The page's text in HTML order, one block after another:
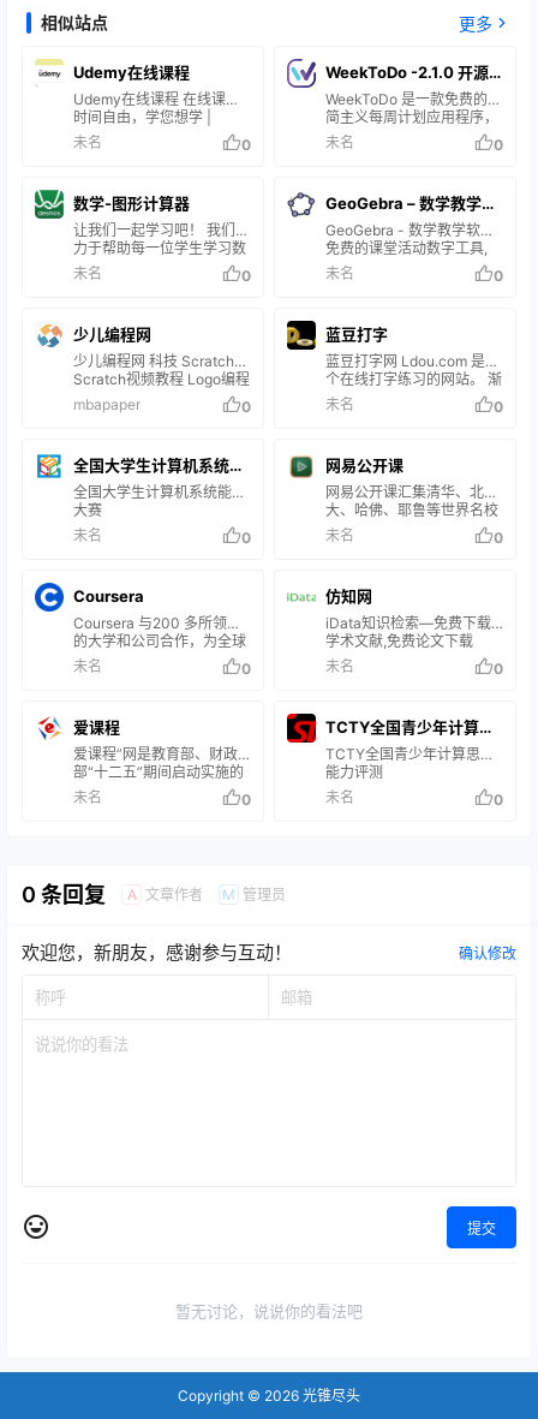
相似站点 更多
Udemy在线课程
Udemy在线课程 在线课程 -
时间自由，学您想学 |
Udemy
未名 0
WeekToDo -2.1.0 开源
的待办列表和日历
WeekToDo 是一款免费的极
简主义每周计划应用程序，
专注于隐私。 使用待办事项
列表和日历安排您的任务和
体验： 简洁、有日历跟待
办、开源免费，这三点集合
就是我一直想找的待办软
件。 （项目介绍有写能在
线，但我只找到了能在线更
享一下。 .数据管理 没有同
步功能，只能本地导入导出
数据。 …
未名 0
数学-图形计算器
让我们一起学习吧！ 我们致
力于帮助每一位学生学习数
学并爱上数学。 关于
Desmos Studio Desmos
学、爱上数学并在数学的陪
伴下成长。我们深信，每个
人都是潜在的数学家，有些
人只是没有得到必要的机
会、鼓励或工具来发现自己
性和无障碍功能作为重中之
重。全球每年有超过 7500
万人使用我们…
未名 0
GeoGebra – 数学教学软
件
GeoGebra - 数学教学软件
免费的课堂活动数字工具,
用于绘图计算, 几何作图, 白
板协作等等 本软件是一款跨
是免费的，难能可贵！
GeoGebra 是一个结合「几
何」、「代数」与「微积
分」的动态数学软件，它是
由美国佛罗里达州亚特兰大
方面来说，GeoGebra 是一
个动态的几何软件…
未名 0
少儿编程网
少儿编程网 科技 Scratch
Scratch视频教程 Logo编程
Greenfoot KODU Python
ScratchJR 编程大作战
mbapaper 0
蓝豆打字
蓝豆打字网 Ldou.com 是一
个在线打字练习的网站。 渐
进式、智能辅助、强化记忆
未名 0
全国大学生计算机系统能
力大赛
全国大学生计算机系统能力
大赛
未名
0
网易公开课
网易公开课汇集清华、北
大、哈佛、耶鲁等世界名校
共上千门课程，覆盖科学、
经济、人文、哲学等22个领
识。
未名 0
Coursera
Coursera 与200 多所领先
的大学和公司合作，为全球
的个人和组织提供灵活、价
格合理、与工作相关的在线
到就业证书和学位课程。
未名 0
仿知网
iData知识检索—免费下载
学术文献,免费论文下载
未名
0
爱课程
爱课程”网是教育部、财政
部“十二五”期间启动实施的
“高等学校本科教学质量与
教学改革工程”委托高等教
推动高校的教育教学改革，
提高高等教育质量，以公益
习者提供优质教育资源共享
中国大学资源…
未名 0
TCTY全国青少年计算思
维能力评测
TCTY全国青少年计算思维
能力评测
未名
0
0 条回复 A 文章作者 M 管理员
欢迎您，新朋友，感谢参与互动！ 确认修改
提交
暂无讨论，说说你的看法吧
Copyright © 2026 光锥尽头